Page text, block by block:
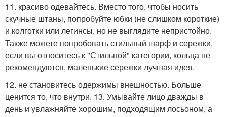
11. красиво одевайтесь. Вместо того, чтобы носить
скучные штаны, попробуйте юбки (не слишком короткие)
и колготки или легинсы, но не выглядите непристойно.
Также можете попробовать стильный шарф и сережки,
если вы относитесь к "Стильной" категории, кольца не
рекомендуются, маленькие сережки лучшая идея.
12. не становитесь одержимы внешностью. Больше
ценится то, что внутри. 13. Умывайте лицо дважды в
день и увлажняйте хорошим, подходящим лосьоном, а